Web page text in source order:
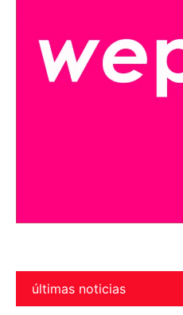
últimas noticias